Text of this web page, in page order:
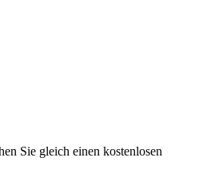
Sie gleich einen kostenlosen